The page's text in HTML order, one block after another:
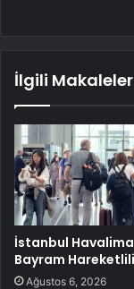
İlgili Makaleler
İstanbul
Bayram
Ağustos 6, 2026